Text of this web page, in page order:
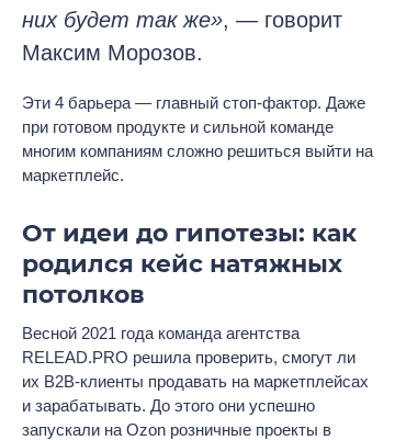
них будет так же», — говорит
Максим Морозов.
Эти 4 барьера — главный стоп-фактор. Даже
при готовом продукте и сильной команде
многим компаниям сложно решиться выйти на
маркетплейс.
От идеи до гипотезы: как
родился кейс натяжных
потолков
Весной 2021 года команда агентства
RELEAD.PRO решила проверить, смогут ли
их B2B-клиенты продавать на маркетплейсах
и зарабатывать. До этого они успешно
запускали на Ozon розничные проекты в